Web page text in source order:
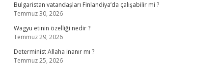
Bulgaristan vatandaşları Finlandiya’da çalışabilir mi ?
Temmuz 30, 2026
Wagyu etinin özelliği nedir ?
Temmuz 29, 2026
Determinist Allaha inanır mı ?
Temmuz 25, 2026